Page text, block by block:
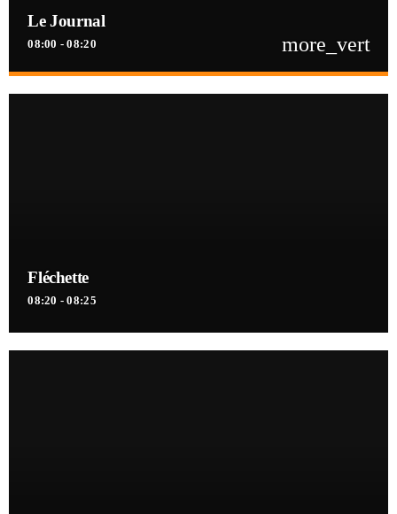
Le Journal
08:00 - 08:20 more_vert
Le Journal close
Fléchette
08:20 - 08:25